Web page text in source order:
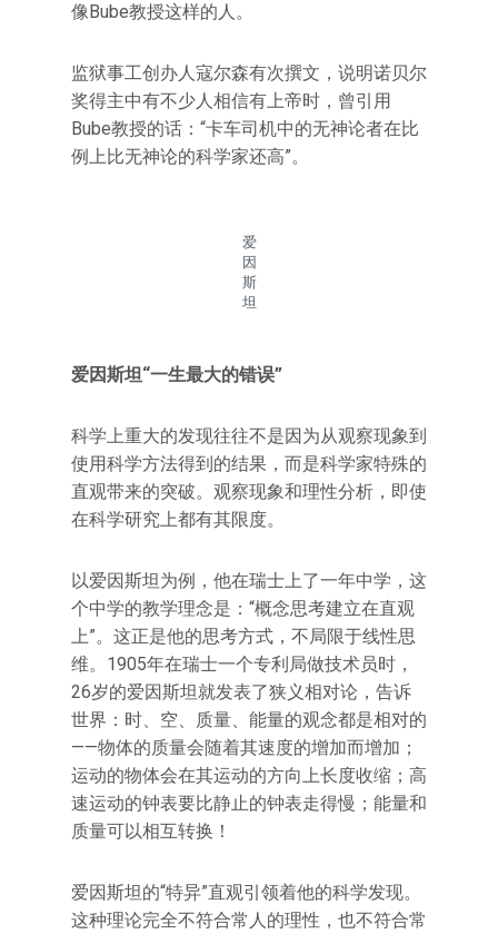
像Bube教授这样的人。
监狱事工创办人寇尔森有次撰文，说明诺贝尔
奖得主中有不少人相信有上帝时，曾引用
Bube教授的话：“卡车司机中的无神论者在比
例上比无神论的科学家还高”。
爱
因
斯
坦
爱因斯坦“一生最大的错误”
科学上重大的发现往往不是因为从观察现象到
使用科学方法得到的结果，而是科学家特殊的
直观带来的突破。观察现象和理性分析，即使
在科学研究上都有其限度。
以爱因斯坦为例，他在瑞士上了一年中学，这
个中学的教学理念是：“概念思考建立在直观
上”。这正是他的思考方式，不局限于线性思
维。1905年在瑞士一个专利局做技术员时，
26岁的爱因斯坦就发表了狭义相对论，告诉
世界：时、空、质量、能量的观念都是相对的
——物体的质量会随着其速度的增加而增加；
运动的物体会在其运动的方向上长度收缩；高
速运动的钟表要比静止的钟表走得慢；能量和
质量可以相互转换！
爱因斯坦的“特异”直观引领着他的科学发现。
这种理论完全不符合常人的理性，也不符合常